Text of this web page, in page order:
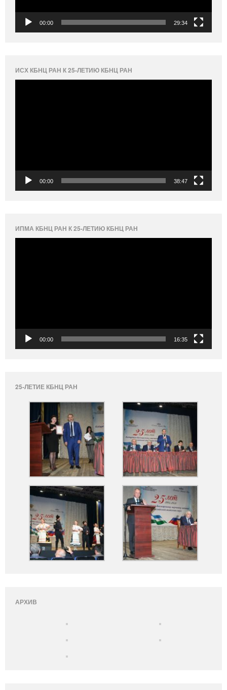
00:00 29:34
ИСХ КБНЦ РАН К 25-ЛЕТИЮ КБНЦ РАН
00:00 38:47
ИПМА КБНЦ РАН К 25-ЛЕТИЮ КБНЦ РАН
00:00 16:35
25-ЛЕТИЕ КБНЦ РАН
АРХИВ